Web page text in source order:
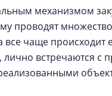
механизмом
проводят
чаще происходит
встречаются с